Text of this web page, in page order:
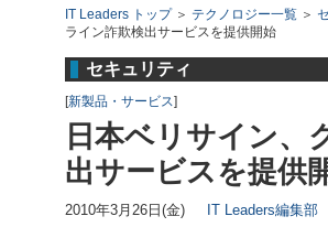
IT Leaders トップ＞ テクノロジー一覧 ＞
ライン詐欺検出サービスを提供開始
セキュリティ
[新製品・サービス]
日本ベリサイン、
出サービスを提供
2010年3月26日(金) IT Leaders編集部